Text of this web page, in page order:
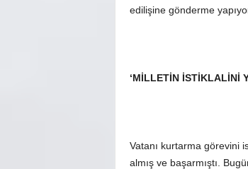
edilişine gönderme
‘MİLLETİN İSTİKLALİNİ
Vatanı kurtarma görevini
almış ve başarmıştı.